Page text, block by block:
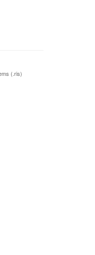
(.ris)